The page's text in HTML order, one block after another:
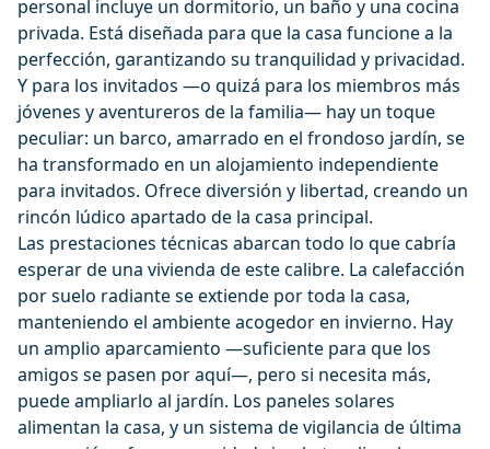
personal incluye un dormitorio, un baño y una cocina
privada. Está diseñada para que la casa funcione a la
perfección, garantizando su tranquilidad y privacidad.
Y para los invitados —o quizá para los miembros más
jóvenes y aventureros de la familia— hay un toque
peculiar: un barco, amarrado en el frondoso jardín, se
ha transformado en un alojamiento independiente
para invitados. Ofrece diversión y libertad, creando un
rincón lúdico apartado de la casa principal.
Las prestaciones técnicas abarcan todo lo que cabría
esperar de una vivienda de este calibre. La calefacción
por suelo radiante se extiende por toda la casa,
manteniendo el ambiente acogedor en invierno. Hay
un amplio aparcamiento —suficiente para que los
amigos se pasen por aquí—, pero si necesita más,
puede ampliarlo al jardín. Los paneles solares
alimentan la casa, y un sistema de vigilancia de última